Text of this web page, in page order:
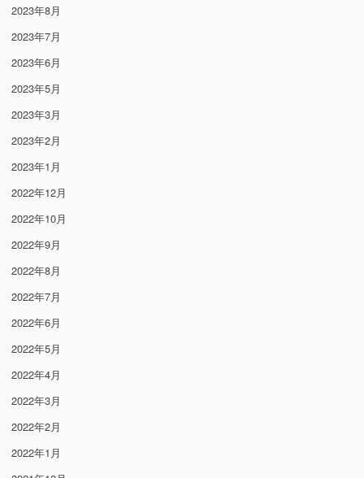
2023年8月
2023年7月
2023年6月
2023年5月
2023年3月
2023年2月
2023年1月
2022年12月
2022年10月
2022年9月
2022年8月
2022年7月
2022年6月
2022年5月
2022年4月
2022年3月
2022年2月
2022年1月